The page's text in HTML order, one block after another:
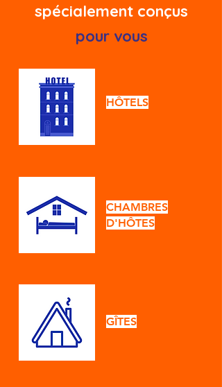
spécialement conçus
pour vous
HÔTELS
CHAMBRES
D'HÔTES
​GÎTES